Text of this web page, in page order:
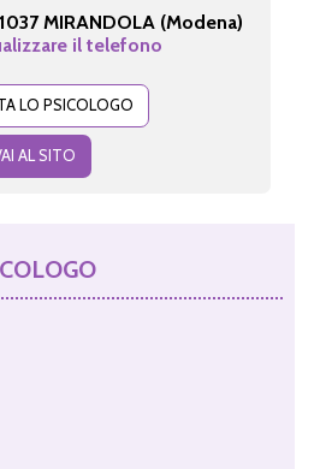
MIRANDOLA (Modena)
il telefono
LO PSICOLOGO
AL SITO